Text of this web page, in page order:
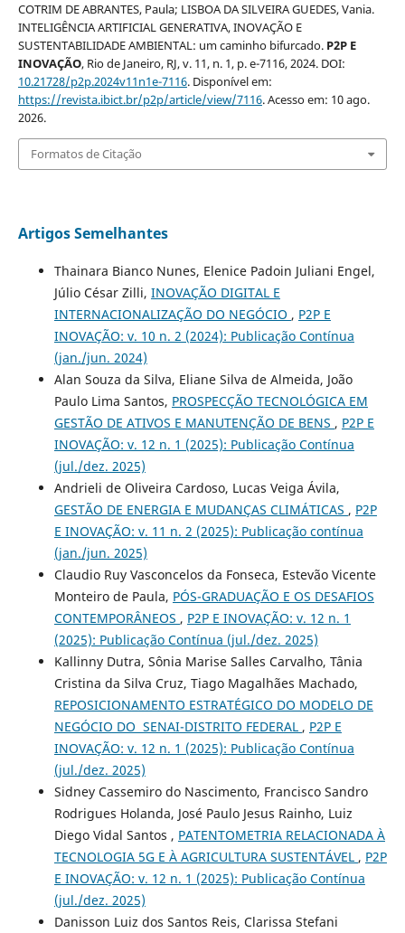
COTRIM DE ABRANTES, Paula; LISBOA DA SILVEIRA GUEDES, Vania.
INTELIGÊNCIA ARTIFICIAL GENERATIVA, INOVAÇÃO E
SUSTENTABILIDADE AMBIENTAL: um caminho bifurcado. P2P E
INOVAÇÃO, Rio de Janeiro, RJ, v. 11, n. 1, p. e-7116, 2024. DOI:
10.21728/p2p.2024v11n1e-7116. Disponível em:
https://revista.ibict.br/p2p/article/view/7116. Acesso em: 10 ago.
2026.
Formatos de Citação
Artigos Semelhantes
Thainara Bianco Nunes, Elenice Padoin Juliani Engel,
Júlio César Zilli, INOVAÇÃO DIGITAL E
INTERNACIONALIZAÇÃO DO NEGÓCIO , P2P E
INOVAÇÃO: v. 10 n. 2 (2024): Publicação Contínua
(jan./jun. 2024)
Alan Souza da Silva, Eliane Silva de Almeida, João
Paulo Lima Santos, PROSPECÇÃO TECNOLÓGICA EM
GESTÃO DE ATIVOS E MANUTENÇÃO DE BENS , P2P E
INOVAÇÃO: v. 12 n. 1 (2025): Publicação Contínua
(jul./dez. 2025)
Andrieli de Oliveira Cardoso, Lucas Veiga Ávila,
GESTÃO DE ENERGIA E MUDANÇAS CLIMÁTICAS , P2P
E INOVAÇÃO: v. 11 n. 2 (2025): Publicação contínua
(jan./jun. 2025)
Claudio Ruy Vasconcelos da Fonseca, Estevão Vicente
Monteiro de Paula, PÓS-GRADUAÇÃO E OS DESAFIOS
CONTEMPORÂNEOS , P2P E INOVAÇÃO: v. 12 n. 1
(2025): Publicação Contínua (jul./dez. 2025)
Kallinny Dutra, Sônia Marise Salles Carvalho, Tânia
Cristina da Silva Cruz, Tiago Magalhães Machado,
REPOSICIONAMENTO ESTRATÉGICO DO MODELO DE
NEGÓCIO DO SENAI-DISTRITO FEDERAL , P2P E
INOVAÇÃO: v. 12 n. 1 (2025): Publicação Contínua
(jul./dez. 2025)
Sidney Cassemiro do Nascimento, Francisco Sandro
Rodrigues Holanda, José Paulo Jesus Rainho, Luiz
Diego Vidal Santos , PATENTOMETRIA RELACIONADA À
TECNOLOGIA 5G E À AGRICULTURA SUSTENTÁVEL , P2P
E INOVAÇÃO: v. 12 n. 1 (2025): Publicação Contínua
(jul./dez. 2025)
Danisson Luiz dos Santos Reis, Clarissa Stefani